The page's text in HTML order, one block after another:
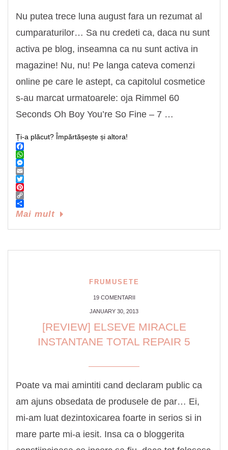
Nu putea trece luna august fara un rezumat al
cumparaturilor… Sa nu credeti ca, daca nu sunt
activa pe blog, inseamna ca nu sunt activa in
magazine! Nu, nu! Pe langa cateva comenzi
online pe care le astept, ca capitolul cosmetice
s-au marcat urmatoarele: oja Rimmel 60
Seconds Oh Boy You’re So Fine – 7 …
Ți-a plăcut? Împărtășește și altora!
Facebook
WhatsApp
Messenger
Email
Twitter
Pinterest
Copy
Link
Share
Mai mult
FRUMUSETE
19 COMENTARII
JANUARY 30, 2013
[REVIEW] ELSEVE MIRACLE
INSTANTANE TOTAL REPAIR 5
Poate va mai amintiti cand declaram public ca
am ajuns obsedata de produsele de par… Ei,
mi-am luat dezintoxicarea foarte in serios si in
mare parte mi-a iesit. Insa ca o bloggerita